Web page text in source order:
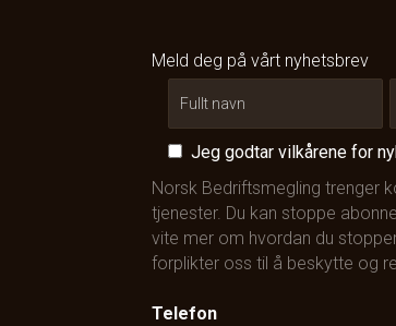
Meld deg på vårt nyhetsbrev
Jeg godtar vilkårene for
Norsk Bedriftsmegling trenger
tjenester. Du kan stoppe
vite mer om hvordan du
forplikter oss til å beskytte og
Telefon